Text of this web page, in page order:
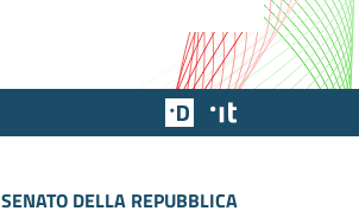
Team Digitale
SENATO DELLA REPUBBLICA